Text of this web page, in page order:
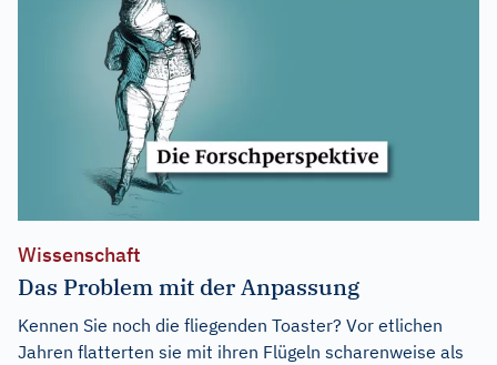
Wissenschaft
Das Problem mit der Anpassung
Kennen Sie noch die fliegenden Toaster? Vor etlichen
Jahren flatterten sie mit ihren Flügeln scharenweise als